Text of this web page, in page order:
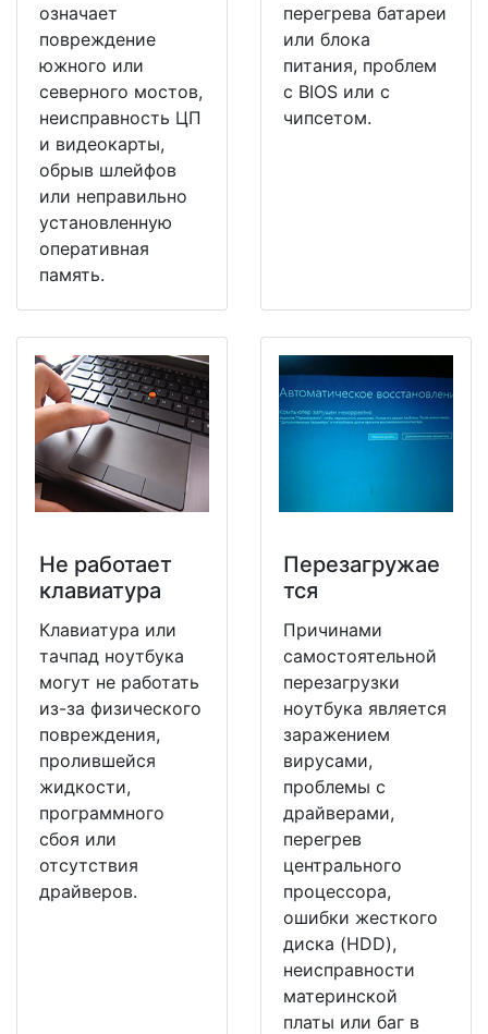
означает
повреждение
южного или
северного мостов,
неисправность ЦП
и видеокарты,
обрыв шлейфов
или неправильно
установленную
оперативная
память.
перегрева батареи
или блока
питания, проблем
с BIOS или с
чипсетом.
Не работает
клавиатура
Клавиатура или
тачпад ноутбука
могут не работать
из-за физического
повреждения,
пролившейся
жидкости,
программного
сбоя или
отсутствия
драйверов.
Перезагружае
тся
Причинами
самостоятельной
перезагрузки
ноутбука является
заражением
вирусами,
проблемы с
драйверами,
перегрев
центрального
процессора,
ошибки жесткого
диска (HDD),
неисправности
материнской
платы или баг в